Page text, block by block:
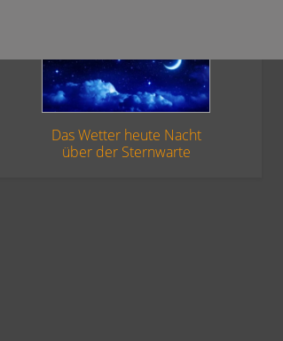
Das Wetter heute Nacht
über der Sternwarte